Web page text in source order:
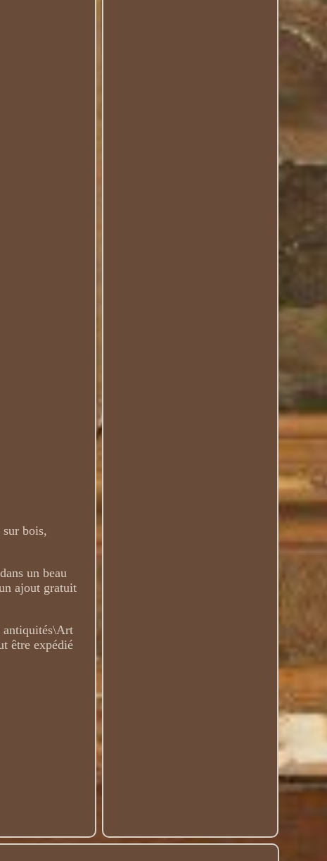
bois,
un beau
ajout gratuit
antiquités\Art
être expédié